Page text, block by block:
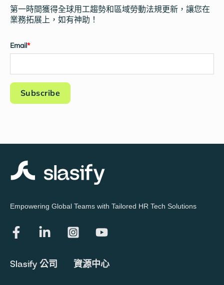
第一時間獲得全球用工趨勢和區域勞動法規更新，讓您在
業務拓展上，如有神助！
Email*
Empowering Global Teams with Tailored HR Tech Solutions
Slasify 公司 資源中心